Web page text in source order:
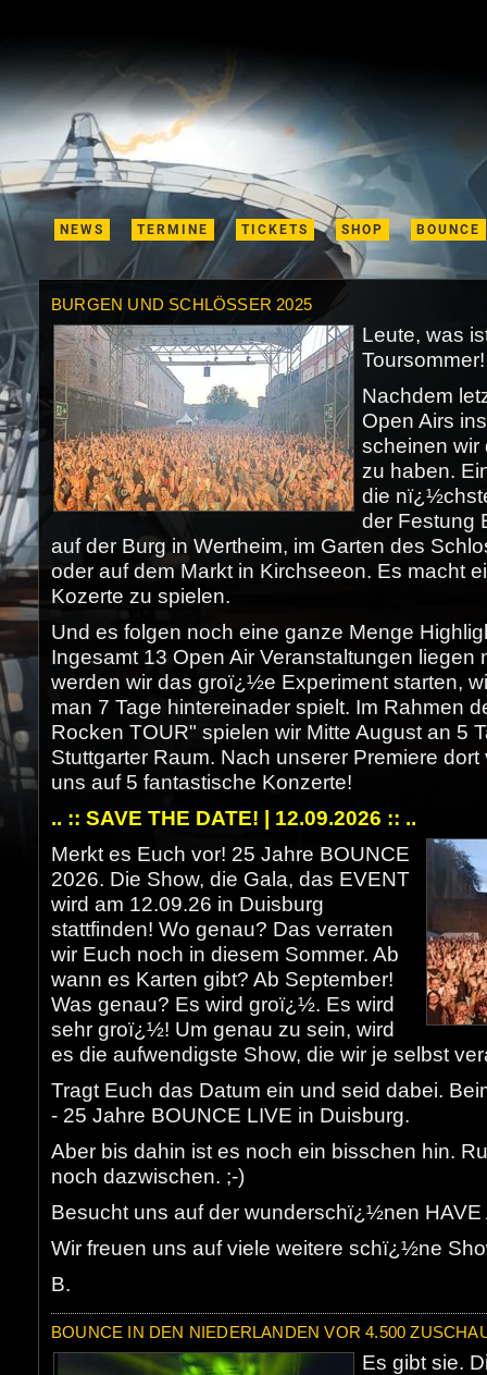
NEWS TERMINE TICKETS SHOP BOUNCE
BURGEN UND SCHLÖSSER 2025
Leute, was
Toursommer!
Nachdem
Open Airs
scheinen
zu haben.
die
der Festung
auf der Burg in Wertheim, im Garten des
oder auf dem Markt in Kirchseeon. Es macht
Kozerte zu spielen.
Und es folgen noch eine ganze Menge
Ingesamt 13 Open Air Veranstaltungen liegen
werden wir das groï¿½e Experiment starten,
man 7 Tage hintereinader spielt. Im Rahmen
Rocken TOUR" spielen wir Mitte August an 5
Stuttgarter Raum. Nach unserer Premiere
uns auf 5 fantastische Konzerte!
.. :: SAVE THE DATE! | 12.09.2026 :: ..
Merkt es Euch vor! 25 Jahre BOUNCE
2026. Die Show, die Gala, das EVENT
wird am 12.09.26 in Duisburg
stattfinden! Wo genau? Das verraten
wir Euch noch in diesem Sommer. Ab
wann es Karten gibt? Ab September!
Was genau? Es wird groï¿½. Es wird
sehr groï¿½! Um genau zu sein, wird
es die aufwendigste Show, die wir je selbst
Tragt Euch das Datum ein und seid dabei.
- 25 Jahre BOUNCE LIVE in Duisburg.
Aber bis dahin ist es noch ein bisschen hin.
noch dazwischen. ;-)
Besucht uns auf der wunderschï¿½nen HAVE
Wir freuen uns auf viele weitere schï¿½ne
B.
BOUNCE IN DEN NIEDERLANDEN VOR 4.500
Es gibt sie.